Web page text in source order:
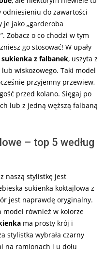
odniesieniu do zawartości
je jako „garderoba
Zobacz o co chodzi w tym
go stosować! W upały
z falbanek, uszyta z
wiskozowego. Taki model
przyjemny przewiew,
przed kolano. Sięgaj po
lub z jedną węższą falbaną
– top 5 według
naszą stylistkę jest
sukienka koktajlowa z
jest naprawdę oryginalny.
model również w kolorze
ma prosty krój i
stylistka wybrała czarny
na ramionach i u dołu